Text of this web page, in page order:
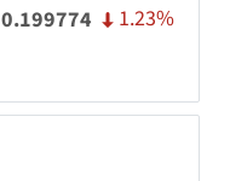
0.199774 1.23%